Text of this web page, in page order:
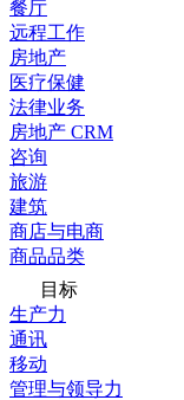
餐厅
远程工作
房地产
医疗保健
法律业务
房地产 CRM
咨询
旅游
建筑
商店与电商
商品品类
目标
生产力
通讯
移动
管理与领导力